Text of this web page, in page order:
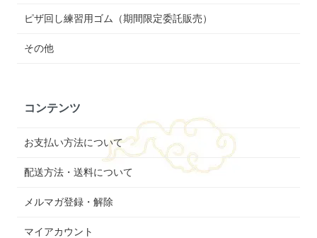
ピザ回し練習用ゴム（期間限定委託販売）
その他
コンテンツ
お支払い方法について
配送方法・送料について
メルマガ登録・解除
マイアカウント